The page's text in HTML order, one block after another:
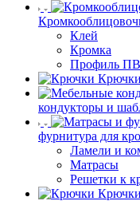
Клей
Кромка
Профиль
Крючки
кондукторы и
фурнитура для
Ламели и
Матрасы
Решетки к
Крючки